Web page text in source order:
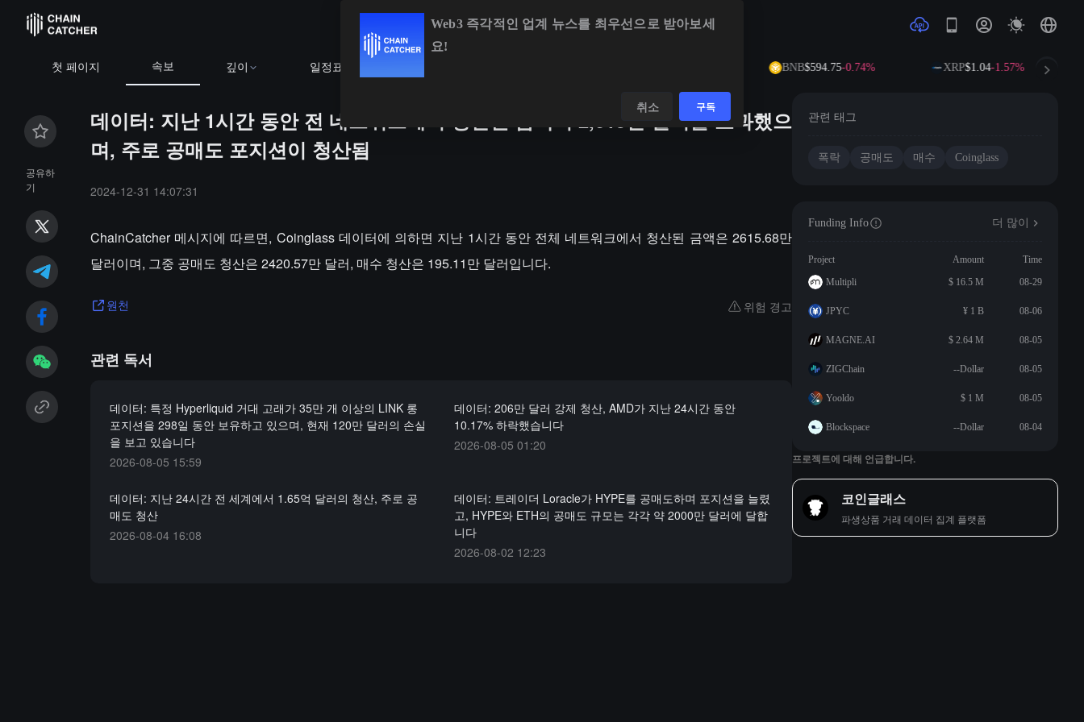
첫 페이지 속보 깊이 일정표 BNB$594.75-0.74% XRP$1.04-1.57%
공유하
기
데이터: 지난 1시간 동안 전 네트워크에서 청산된 금액이 2,615만 달러를 초과했으
며, 주로 공매도 포지션이 청산됨
2024-12-31 14:07:31
ChainCatcher 메시지에 따르면, Coinglass 데이터에 의하면 지난 1시간 동안 전체 네트워크에서 청산된 금액은 2615.68만
달러이며, 그중 공매도 청산은 2420.57만 달러, 매수 청산은 195.11만 달러입니다.
원천 위험 경고
관련 독서
데이터: 특정 Hyperliquid 거대 고래가 35만 개 이상의 LINK 롱
포지션을 298일 동안 보유하고 있으며, 현재 120만 달러의 손실
을 보고 있습니다
2026-08-05 15:59
데이터: 206만 달러 강제 청산, AMD가 지난 24시간 동안
10.17% 하락했습니다
2026-08-05 01:20
데이터: 지난 24시간 전 세계에서 1.65억 달러의 청산, 주로 공
매도 청산
2026-08-04 16:08
데이터: 트레이더 Loracle가 HYPE를 공매도하며 포지션을 늘렸
고, HYPE와 ETH의 공매도 규모는 각각 약 2000만 달러에 달합
니다
2026-08-02 12:23
관련 태그
폭락 공매도 매수 Coinglass
Funding Info 더 많이
Project Amount
Time
Multipli
$ 16.5 M 08-29
JPYC ¥ 1 B 08-06
MAGNE.AI $ 2.64 M 08-05
ZIGChain --Dollar 08-05
Yooldo $ 1 M 08-05
Blockspace --Dollar 08-04
프로젝트에 대해 언급합니다.
코인글래스
파생상품 거래 데이터 집계 플랫폼
Web3 즉각적인 업계 뉴스를 최우선으로 받아보세
요!
취소 구독